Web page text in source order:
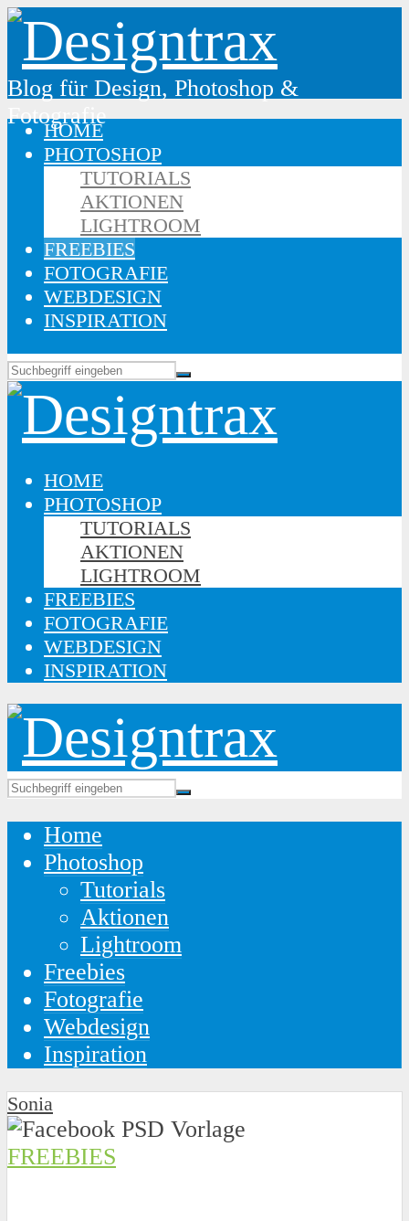
Blog für Design, Photoshop &
Fotografie
HOME
PHOTOSHOP
TUTORIALS
AKTIONEN
LIGHTROOM
FREEBIES
FOTOGRAFIE
WEBDESIGN
INSPIRATION
HOME
PHOTOSHOP
TUTORIALS
AKTIONEN
LIGHTROOM
FREEBIES
FOTOGRAFIE
WEBDESIGN
INSPIRATION
Home
Photoshop
Tutorials
Aktionen
Lightroom
Freebies
Fotografie
Webdesign
Inspiration
Sonia
FREEBIES